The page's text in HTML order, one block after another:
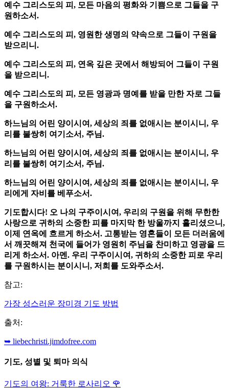
예수 그리스도의 피, 모든 마음의 평화와 기쁨으로 그들을 구
원하소서.
예수 그리스도의 피, 영원한 생명의 약속으로 그들이 구원을
받으리니.
예수 그리스도의 피, 연옥 깊은 곳에서 해방되어 그들이 구원
을 받으리니.
예수 그리스도의 피, 모든 영광과 명예를 받을 만한 자로 그들
을 구원하소서.
하느님의 어린 양이시여, 세상의 죄를 없애시는 분이시니, 우
리를 불쌍히 여기소서, 주님.
하느님의 어린 양이시여, 세상의 죄를 없애시는 분이시니, 우
리를 불쌍히 여기소서, 주님.
하느님의 어린 양이시여, 세상의 죄를 없애시는 분이시니, 우
리에게 자비를 베푸소서.
기도합시다! 오 나의 구주이시여, 우리의 구원을 위해 무한한
사랑으로 귀하의 소중한 피를 마지막 한 방울까지 흘리셨으니,
이제 연옥에 흐르게 하소서. 고통받는 영혼들이 모든 더러움에
서 깨끗해져 천국에 들어가 영원히 주님을 찬미하고 영광을 드
리게 하소서. 아멘. 우리 구주이시여, 귀하의 소중한 피로 우리
를 구원하시는 분이시니, 저희를 도와주소서.
참고:
가장 성스러운 장미경 기도 방법
출처:
➥ liebechristi.jimdofree.com
기도, 성별 및 퇴마 의식
기도의 여왕: 거룩한 로사리오 🌹